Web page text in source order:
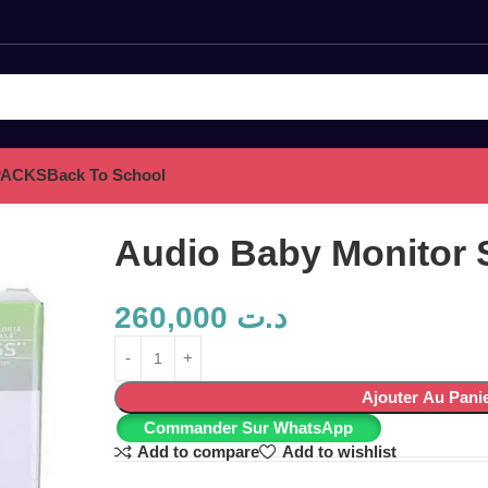
Back To School
Audio Baby Monitor
د.ت
Ajouter Au
Commander Sur WhatsApp
Add to compare
Add to wishlist